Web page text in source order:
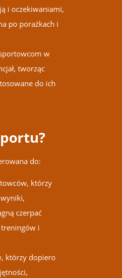
i oczekiwaniami,
po porażkach i
w
tworząc
do ich
do:
którzy
czerpać
i
którzy dopiero